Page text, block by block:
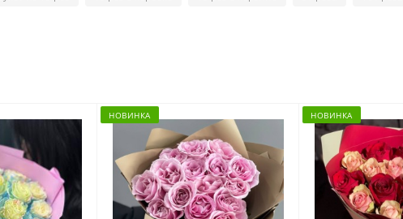
НОВИНКА НОВИНКА